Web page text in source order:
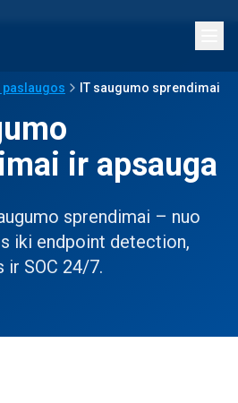
paslaugos IT saugumo sprendimai
ir apsauga
sprendimai – nuo
iki endpoint detection,
ir SOC 24/7.